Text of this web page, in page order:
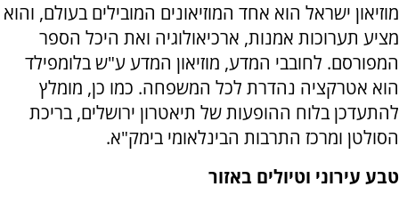
מוזיאון ישראל הוא אחד המוזיאונים המובילים בעולם, והוא
מציע תערוכות אמנות, ארכיאולוגיה ואת היכל הספר
המפורסם. לחובבי המדע, מוזיאון המדע ע"ש בלומפילד
הוא אטרקציה נהדרת לכל המשפחה. כמו כן, מומלץ
להתעדכן בלוח ההופעות של תיאטרון ירושלים, בריכת
הסולטן ומרכז התרבות הבינלאומי בימק"א.
טבע עירוני וטיולים באזור